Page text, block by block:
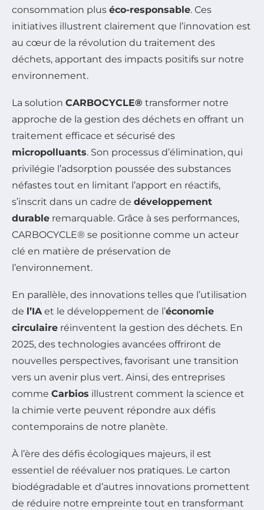
consommation plus éco-responsable. Ces
initiatives illustrent clairement que l’innovation est
au cœur de la révolution du traitement des
déchets, apportant des impacts positifs sur notre
environnement.
La solution CARBOCYCLE® transformer notre
approche de la gestion des déchets en offrant un
traitement efficace et sécurisé des
micropolluants. Son processus d’élimination, qui
privilégie l’adsorption poussée des substances
néfastes tout en limitant l’apport en réactifs,
s’inscrit dans un cadre de développement
durable remarquable. Grâce à ses performances,
CARBOCYCLE® se positionne comme un acteur
clé en matière de préservation de
l’environnement.
En parallèle, des innovations telles que l’utilisation
de l’IAet le développement de l’économie
circulaire réinventent la gestion des déchets. En
2025, des technologies avancées offriront de
nouvelles perspectives, favorisant une transition
vers un avenir plus vert. Ainsi, des entreprises
comme Carbios illustrent comment la science et
la chimie verte peuvent répondre aux défis
contemporains de notre planète.
À l’ère des défis écologiques majeurs, il est
essentiel de réévaluer nos pratiques. Le carton
biodégradable et d’autres innovations promettent
de réduire notre empreinte tout en transformant